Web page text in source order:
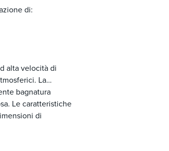
di:
alta velocità di
La
bagnatura
Le caratteristiche
di